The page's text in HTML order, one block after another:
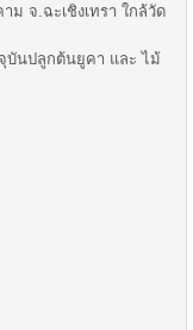
จ.ฉะเชิงเทรา ใกล้วัด
บันปลูกต้นยูคา และ ไม้